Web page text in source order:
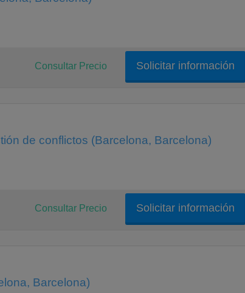
Solicitar información
Consultar Precio
de conflictos (Barcelona, Barcelona)
Solicitar información
Consultar Precio
Barcelona)